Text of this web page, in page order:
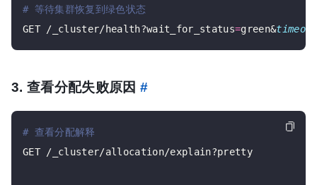
# 等待集群恢复到绿色状态
GET /_cluster/health?wait_for_status=green&timeout
3. 查看分配失败原因 #
# 查看分配解释
GET /_cluster/allocation/explain?pretty